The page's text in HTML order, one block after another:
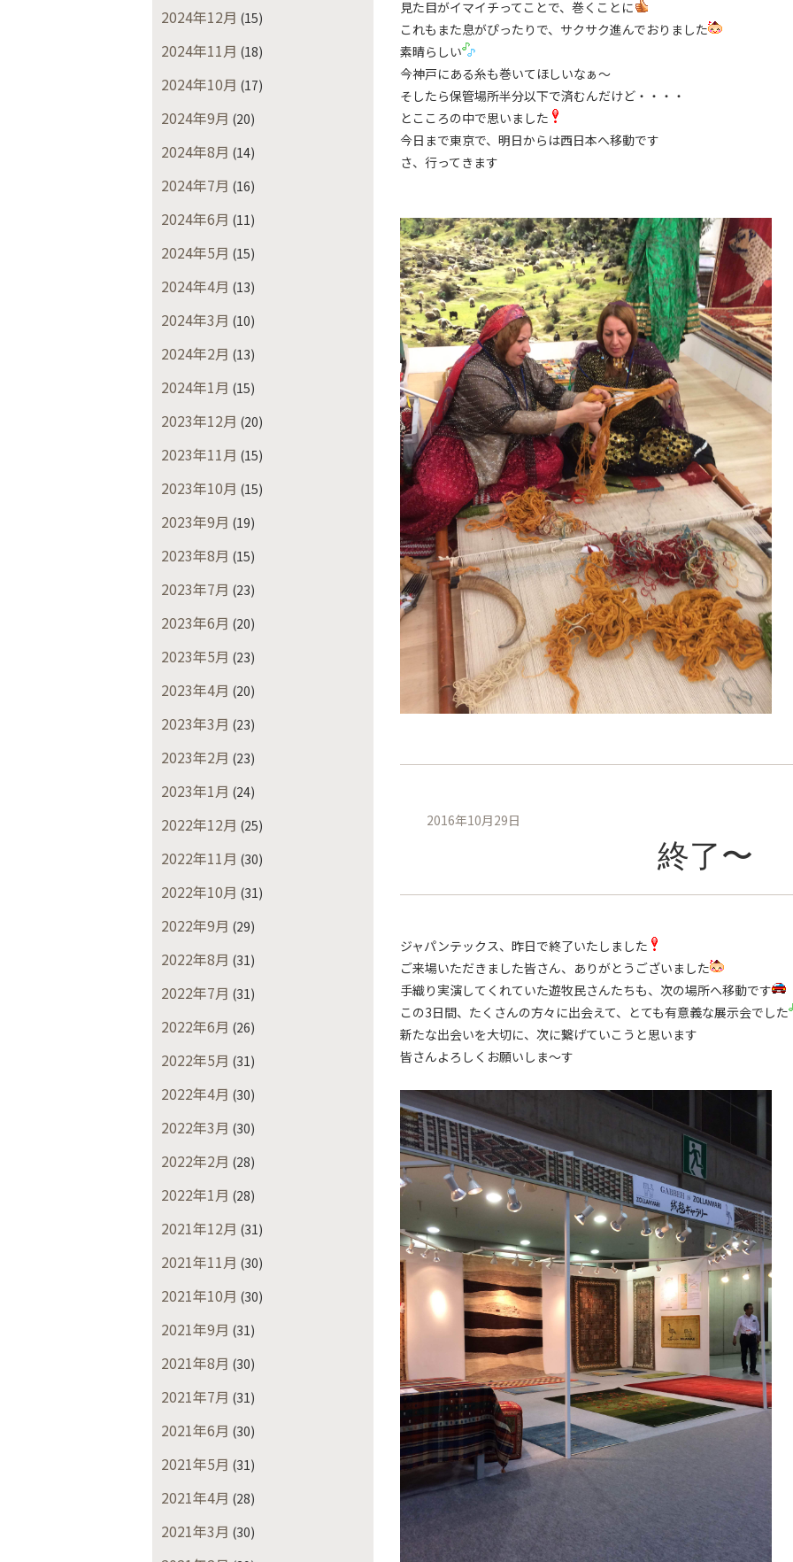
2024年12月 (15)
2024年11月 (18)
2024年10月 (17)
2024年9月 (20)
2024年8月 (14)
2024年7月 (16)
2024年6月 (11)
2024年5月 (15)
2024年4月 (13)
2024年3月 (10)
2024年2月 (13)
2024年1月 (15)
2023年12月 (20)
2023年11月 (15)
2023年10月 (15)
2023年9月 (19)
2023年8月 (15)
2023年7月 (23)
2023年6月 (20)
2023年5月 (23)
2023年4月 (20)
2023年3月 (23)
2023年2月 (23)
2023年1月 (24)
2022年12月 (25)
2022年11月 (30)
2022年10月 (31)
2022年9月 (29)
2022年8月 (31)
2022年7月 (31)
2022年6月 (26)
2022年5月 (31)
2022年4月 (30)
2022年3月 (30)
2022年2月 (28)
2022年1月 (28)
2021年12月 (31)
2021年11月 (30)
2021年10月 (30)
2021年9月 (31)
2021年8月 (30)
2021年7月 (31)
2021年6月 (30)
2021年5月 (31)
2021年4月 (28)
2021年3月 (30)
見た目がイマイチってことで、巻くことに
これもまた息がぴったりで、サクサク進んでおりました
素晴らしい
今神戸にある糸も巻いてほしいなぁ〜
そしたら保管場所半分以下で済むんだけど・・・・
とこころの中で思いました
今日まで東京で、明日からは西日本へ移動です
さ、行ってきます
2016年10月29日
終了〜
ジャパンテックス、昨日で終了いたしました
ご来場いただきました皆さん、ありがとうございました
手織り実演してくれていた遊牧民さんたちも、次の場所へ移動です
この3日間、たくさんの方々に出会えて、とても有意義な展示会でした
新たな出会いを大切に、次に繋げていこうと思います
皆さんよろしくお願いしま〜す